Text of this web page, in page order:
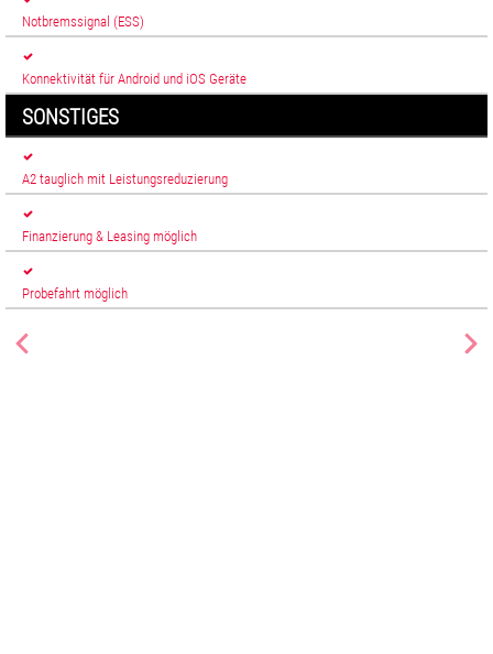
Notbremssignal (ESS)
Konnektivität für Android und iOS Geräte
SONSTIGES
A2 tauglich mit Leistungsreduzierung
Finanzierung & Leasing möglich
Probefahrt möglich